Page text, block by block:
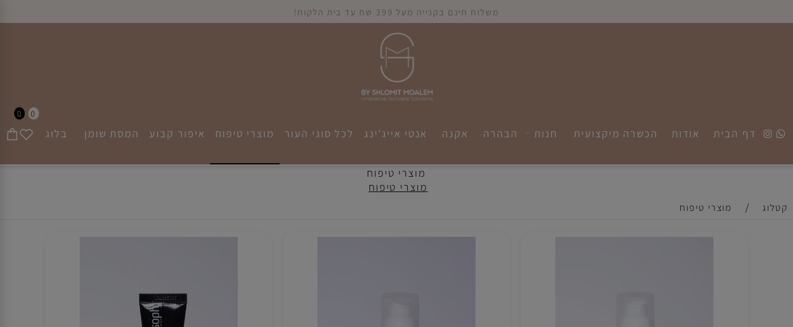
משלוח חינם בקנייה מעל 399 שח עד בית הלקוח!
0 0
דף הבית אודות הכשרה מיקצועית חנות הבהרה אקנה אנטי אייג'ינג לכל סוגי העור מוצרי טיפוח איפור קבוע המסת שומן בלוג
מוצרי טיפוח
מוצרי טיפוח
/
מוצרי טיפוח